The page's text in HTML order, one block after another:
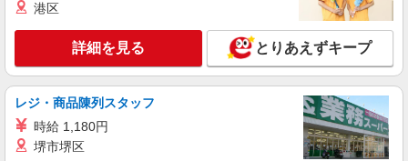
キープ 詳細を見る
正社員
セールスアソシエイト（販売員）
正社員：年俸制3,000,000円〜（12分割で毎月
支給／月額250,000円〜） ※経験、能力を考慮し
港区
詳細を見る とりあえずキープ
レジ・商品陳列スタッフ
時給 1,180円
堺市堺区